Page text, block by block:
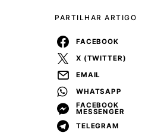
PARTILHAR ARTIGO
FACEBOOK
X (TWITTER)
EMAIL
WHATSAPP
FACEBOOK
MESSENGER
TELEGRAM